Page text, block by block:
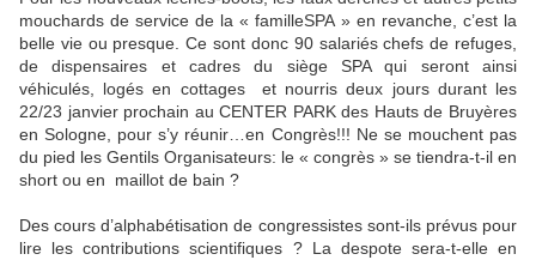
mouchards de service de la « familleSPA » en revanche, c’est la
belle vie ou presque. Ce sont donc 90 salariés chefs de refuges,
de dispensaires et cadres du siège SPA qui seront ainsi
véhiculés, logés en cottages
et nourris deux jours durant les
22/23 janvier prochain au CENTER PARK des Hauts de Bruyères
en Sologne, pour s’y réunir…en Congrès!!! Ne se mouchent pas
du pied les Gentils Organisateurs: le « congrès » se tiendra-t-il en
short ou en
maillot de bain ?
Des cours d’alphabétisation de congressistes sont-ils prévus pour
lire les contributions scientifiques ? La despote sera-t-elle en